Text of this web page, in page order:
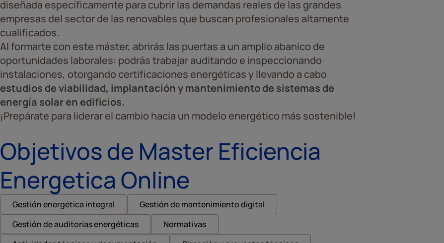
diseñada específicamente para cubrir las demandas reales de las grandes
empresas del sector de las renovables que buscan profesionales altamente
cualificados.
Al formarte con este máster, abrirás las puertas a un amplio abanico de
oportunidades laborales: podrás trabajar auditando e inspeccionando
instalaciones, otorgando certificaciones energéticas y llevando a cabo
estudios de viabilidad, implantación y mantenimiento de sistemas de
energía solar en edificios.
¡Prepárate para liderar el cambio hacia un modelo energético más sostenible!
Objetivos de Master Eficiencia
Energetica Online
Gestión energética integral
Gestión de mantenimiento digital
Gestión de auditorías energéticas
Normativas